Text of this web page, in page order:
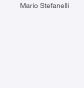
Mario Stefanelli